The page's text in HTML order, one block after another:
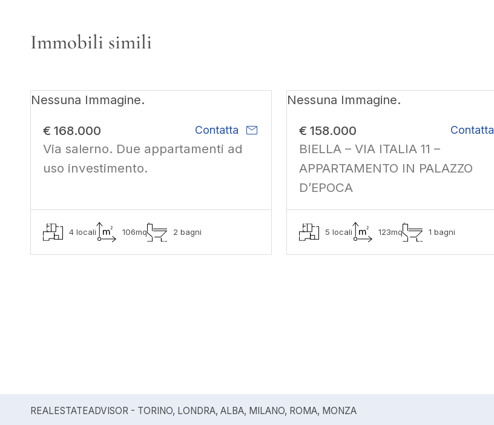
Immobili simili
Nessuna Immagine.
€ 168.000 Contatta mail
Via salerno. Due appartamenti ad
uso investimento.
4 locali 106mq 2 bagni
Nessuna Immagine.
€ 158.000 Contatta
BIELLA – VIA ITALIA 11 –
APPARTAMENTO IN PALAZZO
D’EPOCA
5 locali 123mq 1 bagni
REALESTATEADVISOR - TORINO, LONDRA, ALBA, MILANO, ROMA, MONZA